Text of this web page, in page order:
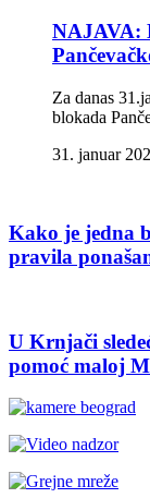
NAJAVA:
Za danas
blokada
31. januar
Kako je jedna
pravila
U Krnjači
pomoć maloj